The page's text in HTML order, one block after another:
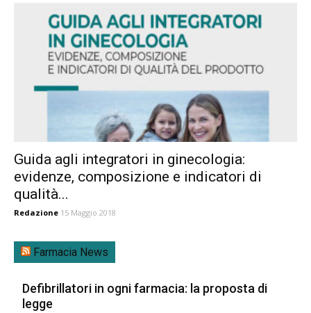
Guida agli integratori in ginecologia:
evidenze, composizione e indicatori di
qualità...
Redazione 15 Maggio 2018
Farmacia News
Defibrillatori in ogni farmacia: la proposta di
legge